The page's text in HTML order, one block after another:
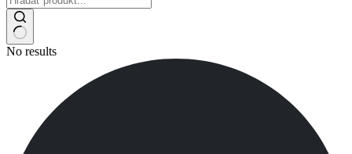
No results